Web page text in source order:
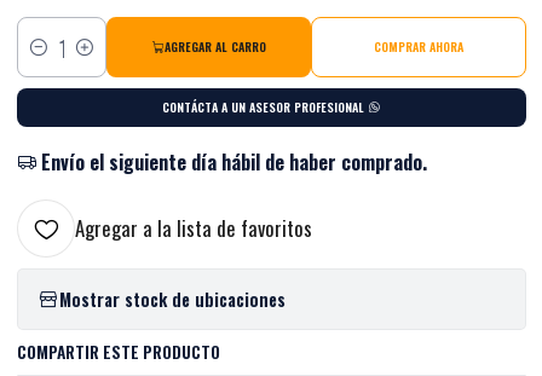
Cantidad
AGREGAR AL CARRO COMPRAR AHORA
CONTÁCTA A UN ASESOR PROFESIONAL
Envío el siguiente día hábil de haber comprado.
Agregar a la lista de favoritos
Mostrar stock de ubicaciones
COMPARTIR ESTE PRODUCTO